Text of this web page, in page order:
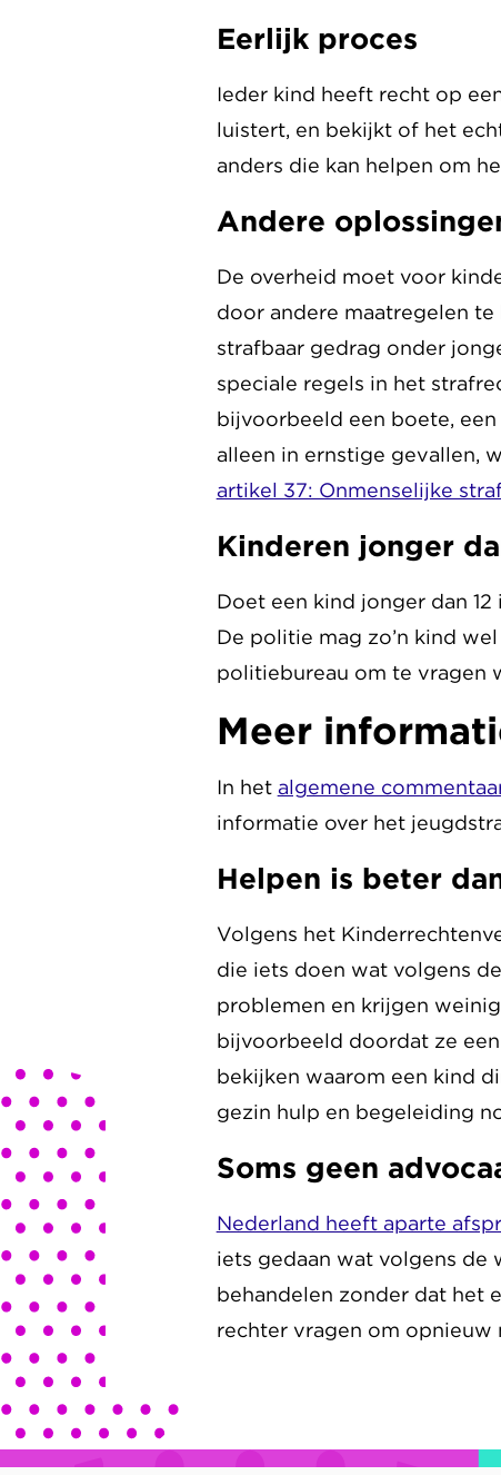
Eerlijk proces
Ieder kind heeft recht op
luistert, en bekijkt of het
anders die kan helpen om
Andere
De overheid moet voor
door andere maatregelen
strafbaar gedrag onder
speciale regels in het
bijvoorbeeld een boete,
alleen in ernstige gevallen,
artikel 37: Onmenselijke
Kinderen jonger
Doet een kind jonger dan
De politie mag zo’n kind
politiebureau om te vragen
Meer
In het algemene
informatie over het
Helpen is beter
Volgens het
die iets doen wat volgens
problemen en krijgen
bijvoorbeeld doordat ze
bekijken waarom een kind
gezin hulp en begeleiding
Soms geen
Nederland heeft aparte
iets gedaan wat volgens de
behandelen zonder dat het
rechter vragen om opnieuw